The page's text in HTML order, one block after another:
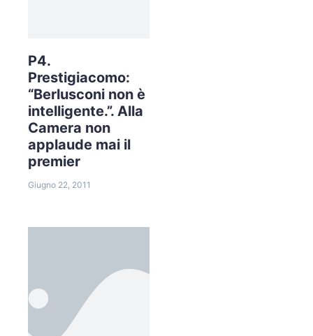
P4.
Prestigiacomo:
“Berlusconi non è
intelligente.”. Alla
Camera non
applaude mai il
premier
Giugno 22, 2011